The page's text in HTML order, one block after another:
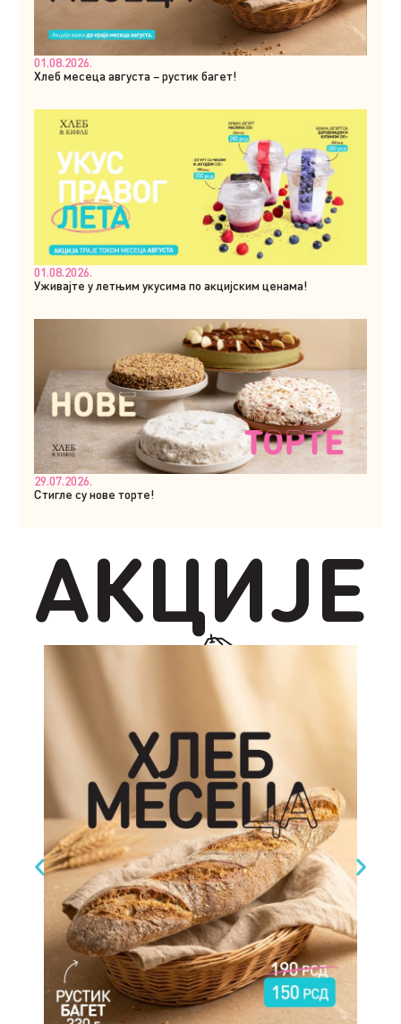
01.08.2026.
Хлеб месеца августа – рустик багет!
01.08.2026.
Уживајте у летњим укусима по акцијским ценама!
29.07.2026.
Стигле су нове торте!
АКЦИЈЕ